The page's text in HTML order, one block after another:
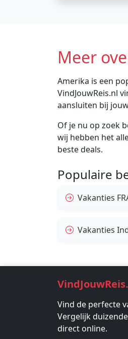
Meer
Amerika is een
VindJouwReis.nl
aansluiten bij
Of je nu op zoek
wij hebben het
beste deals.
Populaire
Vakanties
Vakanties
Vind de perfecte
Vergelijk
direct online.